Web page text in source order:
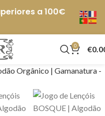
a 100€
0 €